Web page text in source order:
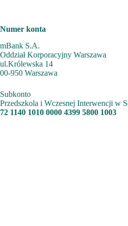
Numer konta
mBank S.A.
Oddział Korporacyjny Warszawa
ul.Królewska 14
00-950 Warszawa
Subkonto
Przedszkola i Wczesnej Interwencji w
72 1140 1010 0000 4399 5800 1003